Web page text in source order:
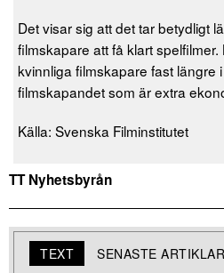
Det visar sig att det tar betydligt
filmskapare att få klart
kvinnliga filmskapare fast längre
filmskapandet som är extra
Källa: Svenska Filminstitutet
TT Nyhetsbyrån
TEXT SENASTE